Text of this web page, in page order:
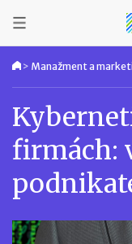
> Manažment a
firmách: